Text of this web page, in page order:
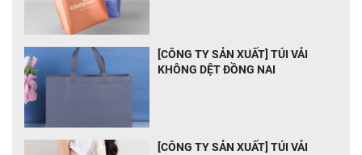
[CÔNG TY SẢN XUẤT] TÚI VẢI
KHÔNG DỆT ĐỒNG NAI
[CÔNG TY SẢN XUẤT] TÚI VẢI